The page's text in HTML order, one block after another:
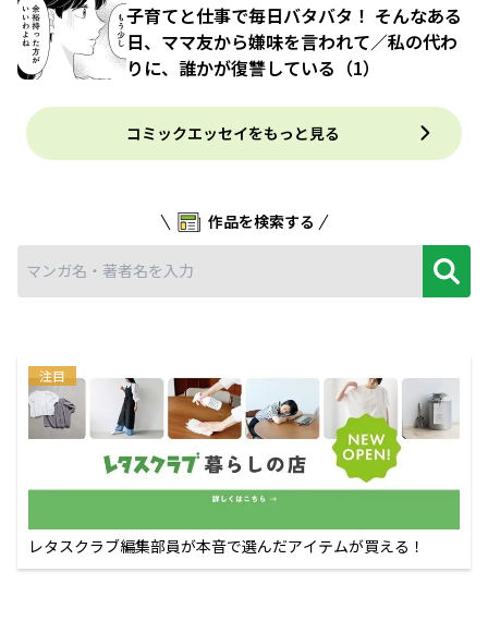
子育てと仕事で毎日バタバタ！ そんなある
日、ママ友から嫌味を言われて／私の代わ
りに、誰かが復讐している（1）
コミックエッセイをもっと見る
作品を検索する
注目
レタスクラブ編集部員が本音で選んだアイテムが買える！